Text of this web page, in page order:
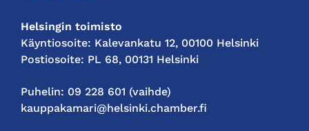
Helsingin toimisto
Käyntiosoite: Kalevankatu 12, 00100 Helsinki
Postiosoite: PL 68, 00131 Helsinki
Puhelin: 09 228 601 (vaihde)
kauppakamari@helsinki.chamber.fi